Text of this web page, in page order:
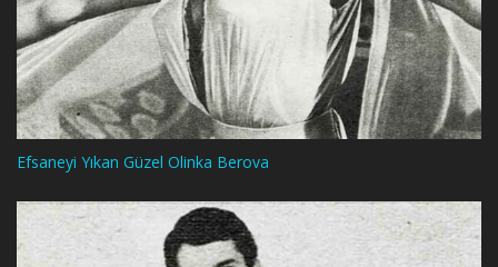
Efsaneyi Yıkan Güzel Olinka Berova